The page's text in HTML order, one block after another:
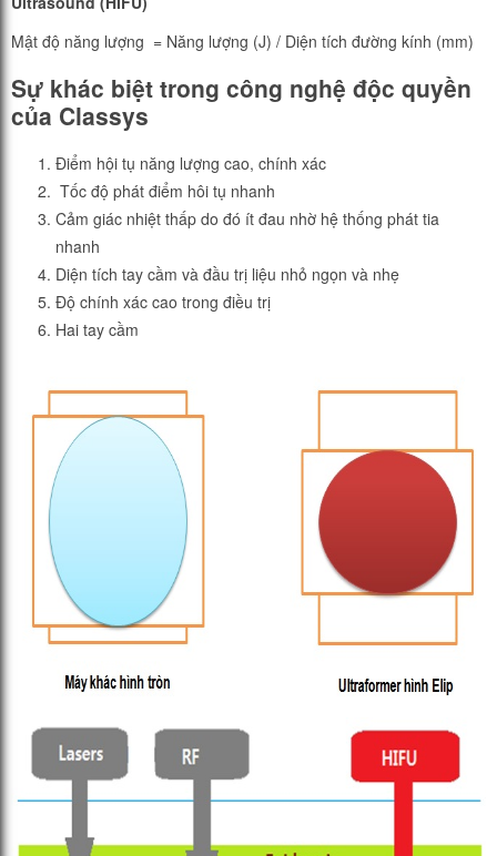
Mật độ năng lượng = Năng lượng (J) / Diện tích đường kính (mm)
Sự khác biệt trong công nghệ độc quyền
của Classys
Điểm hội tụ năng lượng cao, chính xác
Tốc độ phát điểm hôi tụ nhanh
Cảm giác nhiệt thấp do đó ít đau nhờ hệ thống phát tia
nhanh
Diện tích tay cầm và đầu trị liệu nhỏ ngọn và nhẹ
Độ chính xác cao trong điều trị
Hai tay cầm